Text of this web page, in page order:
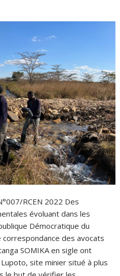
RCEN 2022 Des
évoluant dans les
Démocratique du
des avocats
SOMIKA en sigle ont
site minier situé à plus